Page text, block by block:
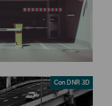
Con DNR 3D